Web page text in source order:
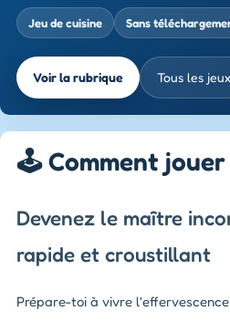
Jeu de cuisine Sans
Voir la rubrique Tous les jeux
🕹️ Comment jouer
Devenez le maître
rapide et croustillant
Prépare-toi à vivre